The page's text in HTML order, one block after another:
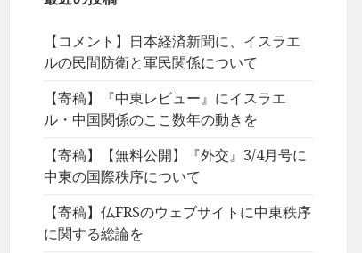
【コメント】日本経済新聞に、イスラエ
ルの民間防衛と軍民関係について
【寄稿】『中東レビュー』にイスラエ
ル・中国関係のここ数年の動きを
【寄稿】【無料公開】『外交』3/4月号に
中東の国際秩序について
【寄稿】仏FRSのウェブサイトに中東秩序
に関する総論を